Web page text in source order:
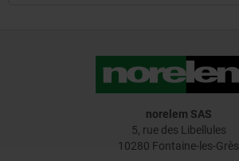
norelem SAS
5, rue des Libellules
10280 Fontaine-les-Grès